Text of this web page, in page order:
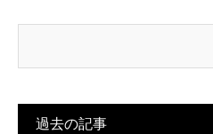
過去の記事